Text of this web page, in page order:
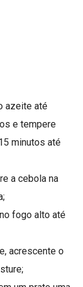
azeite até
e tempere
minutos até
a cebola na
fogo alto até
acrescente o